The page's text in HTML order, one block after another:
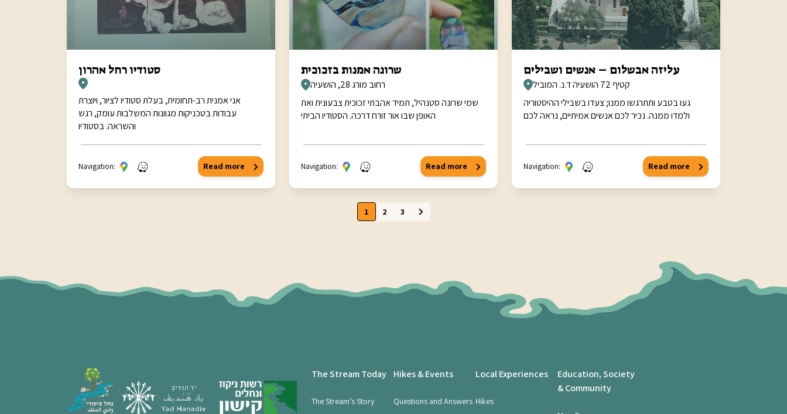
סטודיו רחל אהרון
אני אמנית רב-תחומית, בעלת סטודיו לציור, ויוצרת
עבודות בטכניקות מגוונות המשלבות עומק, רגש
והשראה. בסטודיו
Navigation: Read more
שרונה אמנות בזכוכית
רחוב מורג 28, הושעיה
שמי שרונה סטנהיל, תמיד אהבתי זכוכית צבעונית ואת
האופן שבו אור זורח דרכה. הסטודיו הביתי
Navigation: Read more
עליזה אבשלום – אנשים ושבילים
קטיף 72 הושעיה ד.נ. המוביל
געו בטבע ותתרגשו ממנו; צעדו בשבילי ההיסטוריה
ולמדו ממנה. נכיר לכם אנשים אמיתיים, נראה לכם
Navigation: Read more
1 2 3
The Stream Today
The Stream’s Story
Hikes & Events
Questions and Answers
Local Experiences
Hikes
Education, Society
& Community